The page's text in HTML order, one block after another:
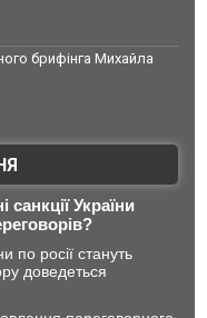
брифінга Михайла
України
по росії стануть
доведеться